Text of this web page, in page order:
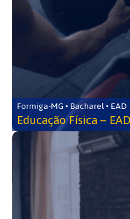
Formiga-MG • Bacharel • EAD
Educação Física – EAD